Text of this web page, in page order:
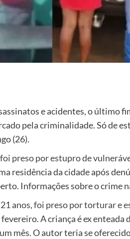
e acidentes, o último
pela criminalidade. Só de
(26).
preso por estupro de
residência da cidade após
Informações sobre o crime
anos, foi preso por torturar e
A criança é ex enteada
mês. O autor teria se